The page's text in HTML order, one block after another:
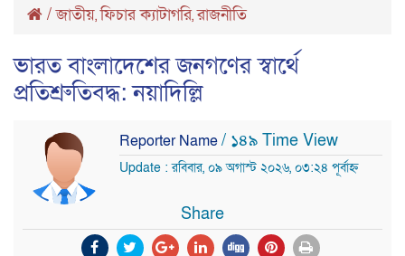
/জাতীয়,ফিচার ক্যাটাগরি,রাজনীতি
ভারত বাংলাদেশের জনগণের স্বার্থে
প্রতিশ্রুতিবদ্ধ: নয়াদিল্লি
Reporter Name/ ১৪৯ Time View
Update : রবিবার, ০৯ অগাস্ট ২০২৬, ০৩:২৪ পূর্বাহ্ন
Share